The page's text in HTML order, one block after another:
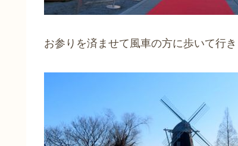
お参りを済ませて風車の方に歩いて行き